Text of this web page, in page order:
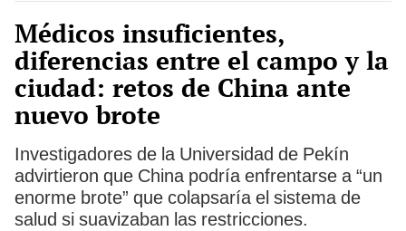
Médicos insuficientes,
diferencias entre el campo y la
ciudad: retos de China ante
nuevo brote
Investigadores de la Universidad de Pekín
advirtieron que China podría enfrentarse a “un
enorme brote” que colapsaría el sistema de
salud si suavizaban las restricciones.